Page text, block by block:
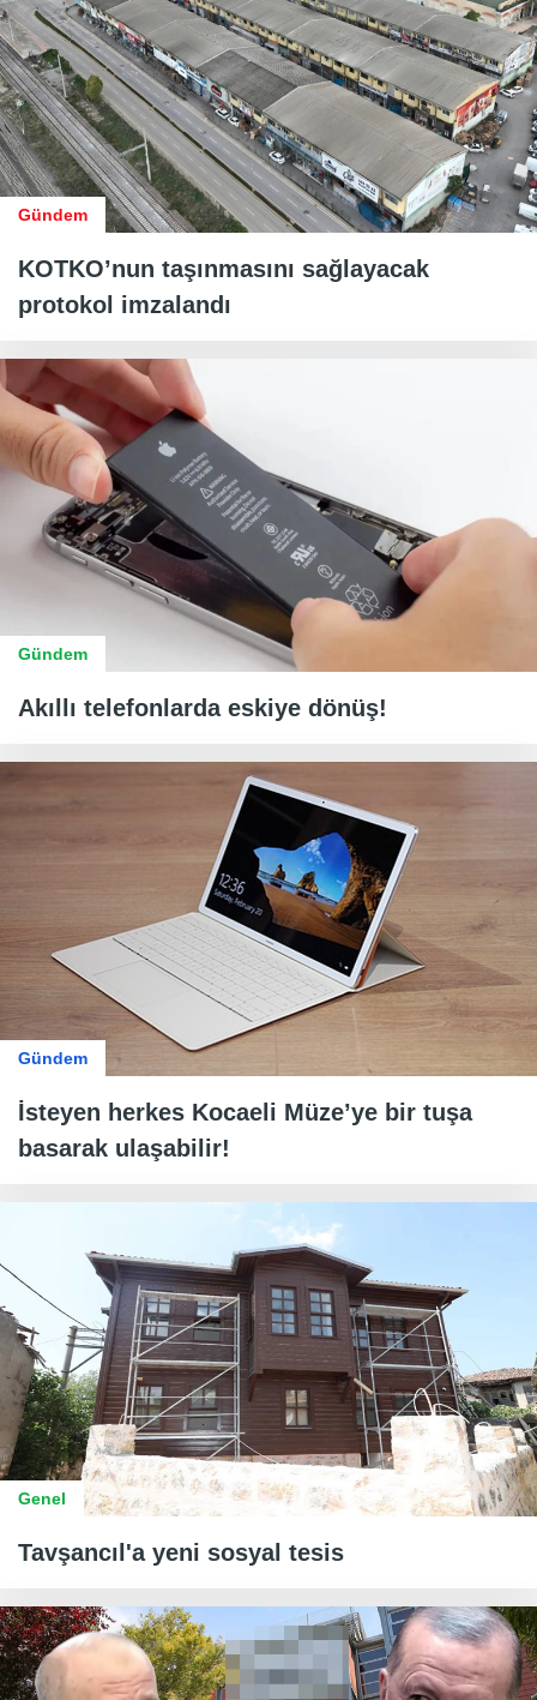
Gündem
KOTKO’nun taşınmasını sağlayacak
protokol imzalandı
Gündem
Akıllı telefonlarda eskiye dönüş!
Gündem
İsteyen herkes Kocaeli Müze’ye bir tuşa
basarak ulaşabilir!
Genel
Tavşancıl'a yeni sosyal tesis